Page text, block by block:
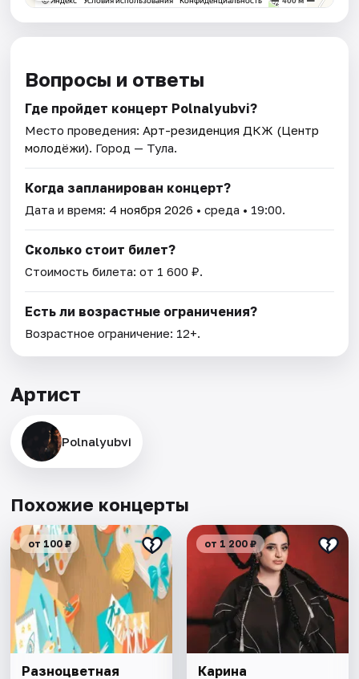
Вопросы и ответы
Где пройдет концерт Polnalyubvi?
Место проведения:Арт-резиденция ДКЖ (Центр
молодёжи). Город — Тула.
Когда запланирован концерт?
Дата и время: 4 ноября 2026 • среда • 19:00.
Сколько стоит билет?
Стоимость билета: от 1 600 ₽.
Есть ли возрастные ограничения?
Возрастное ограничение: 12+.
Артист
Polnalyubvi
Похожие концерты
от 100 ₽
Разноцветная
от 1 200 ₽
Карина